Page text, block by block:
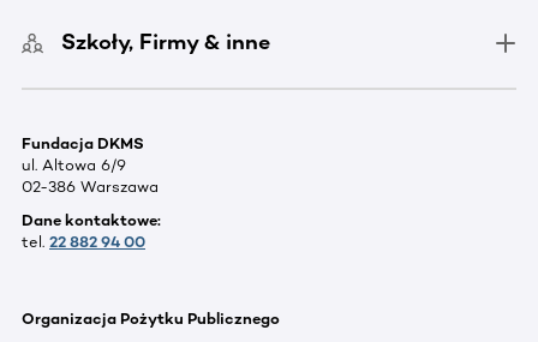
Szkoły, Firmy & inne
Fundacja DKMS
ul. Altowa 6/9
02-386 Warszawa
Dane kontaktowe:
tel. 22 882 94 00
Organizacja Pożytku Publicznego